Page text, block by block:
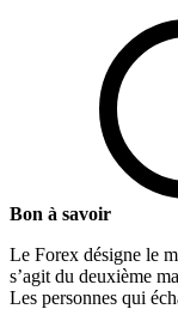
Bon à savoir
Le Forex désigne le
s’agit du deuxième
Les personnes qui